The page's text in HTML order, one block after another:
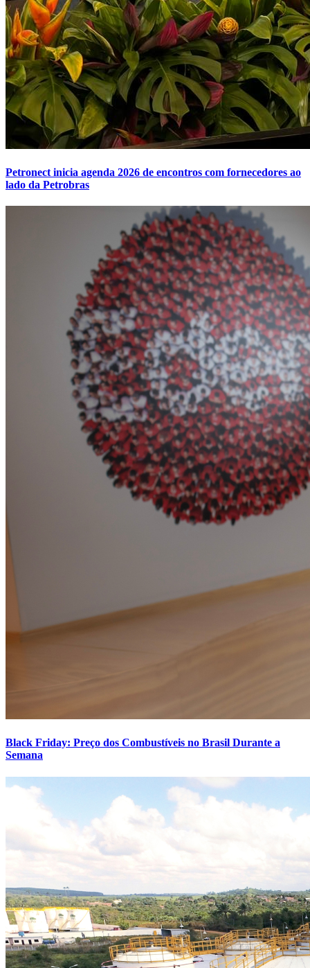
Petronect inicia agenda 2026 de encontros com fornecedores ao
lado da Petrobras
Black Friday: Preço dos Combustíveis no Brasil Durante a
Semana